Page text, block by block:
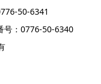
50-6341
号：0776-50-6340